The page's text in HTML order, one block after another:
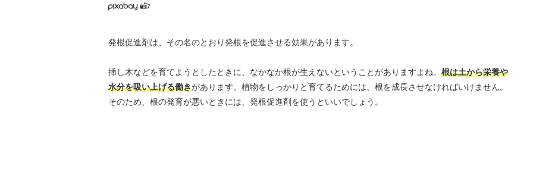
発根促進剤は、その名のとおり発根を促進させる効果があります。
挿し木などを育てようとしたときに、なかなか根が生えないということがありますよね。 根は土から栄養や
水分を吸い上げる働きがあります。植物をしっかりと育てるためには、根を成長させなければいけません。
そのため、根の発育が悪いときには、発根促進剤を使うといいでしょう。